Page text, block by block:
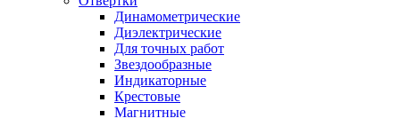
Динамометрические
Диэлектрические
Для точных работ
Звездообразные
Индикаторные
Крестовые
Магнитные